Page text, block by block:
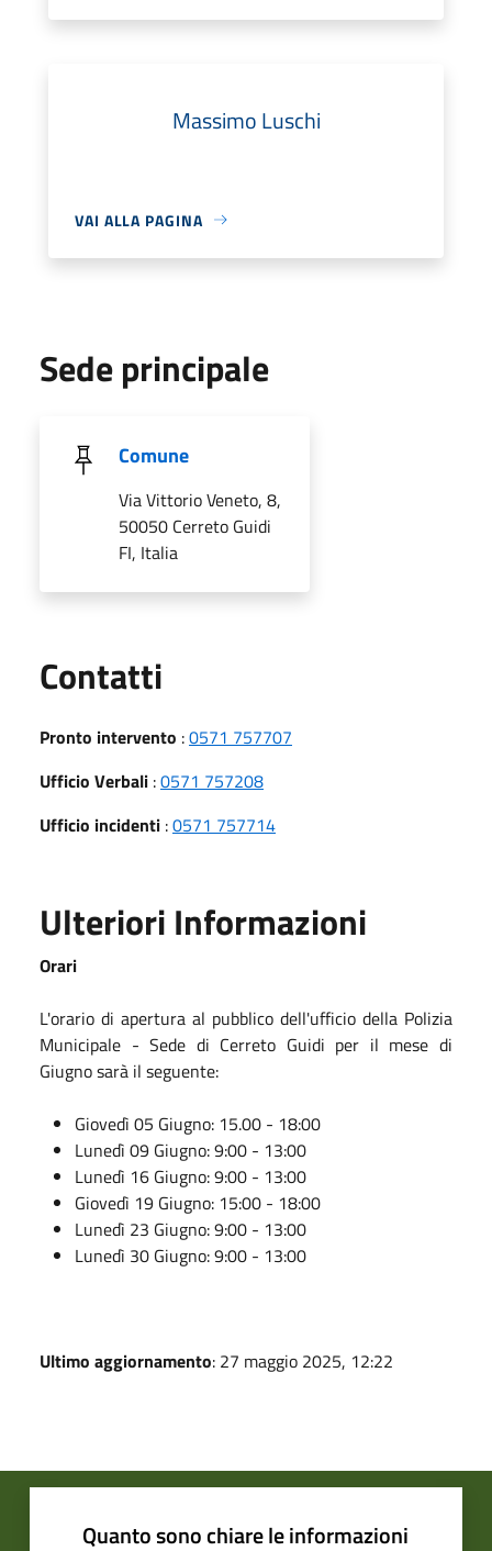
Massimo Luschi
VAI ALLA PAGINA
Sede principale
Comune
Via Vittorio Veneto, 8,
50050 Cerreto Guidi
FI, Italia
Contatti
Pronto intervento :0571 757707
Ufficio Verbali :0571 757208
Ufficio incidenti :0571 757714
Ulteriori Informazioni
Orari
L'orario di apertura al pubblico dell'ufficio della Polizia
Municipale - Sede di Cerreto Guidi per il mese di
Giugno sarà il seguente:
Giovedì 05 Giugno: 15.00 - 18:00
Lunedì 09 Giugno: 9:00 - 13:00
Lunedì 16 Giugno: 9:00 - 13:00
Giovedì 19 Giugno: 15:00 - 18:00
Lunedì 23 Giugno: 9:00 - 13:00
Lunedì 30 Giugno: 9:00 - 13:00
Ultimo aggiornamento: 27 maggio 2025, 12:22
Quanto sono chiare le informazioni